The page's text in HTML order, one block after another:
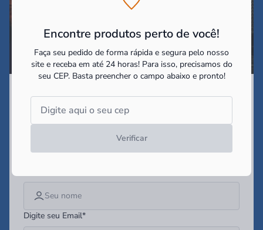
Encontre produtos perto de você!
Faça seu pedido de forma rápida e segura pelo nosso
site e receba em até 24 horas! Para isso, precisamos do
seu CEP. Basta preencher o campo abaixo e pronto!
Verificar
Assine nossa Newsletter
e receba aspromoções e
novidades!
Digite seu Email*